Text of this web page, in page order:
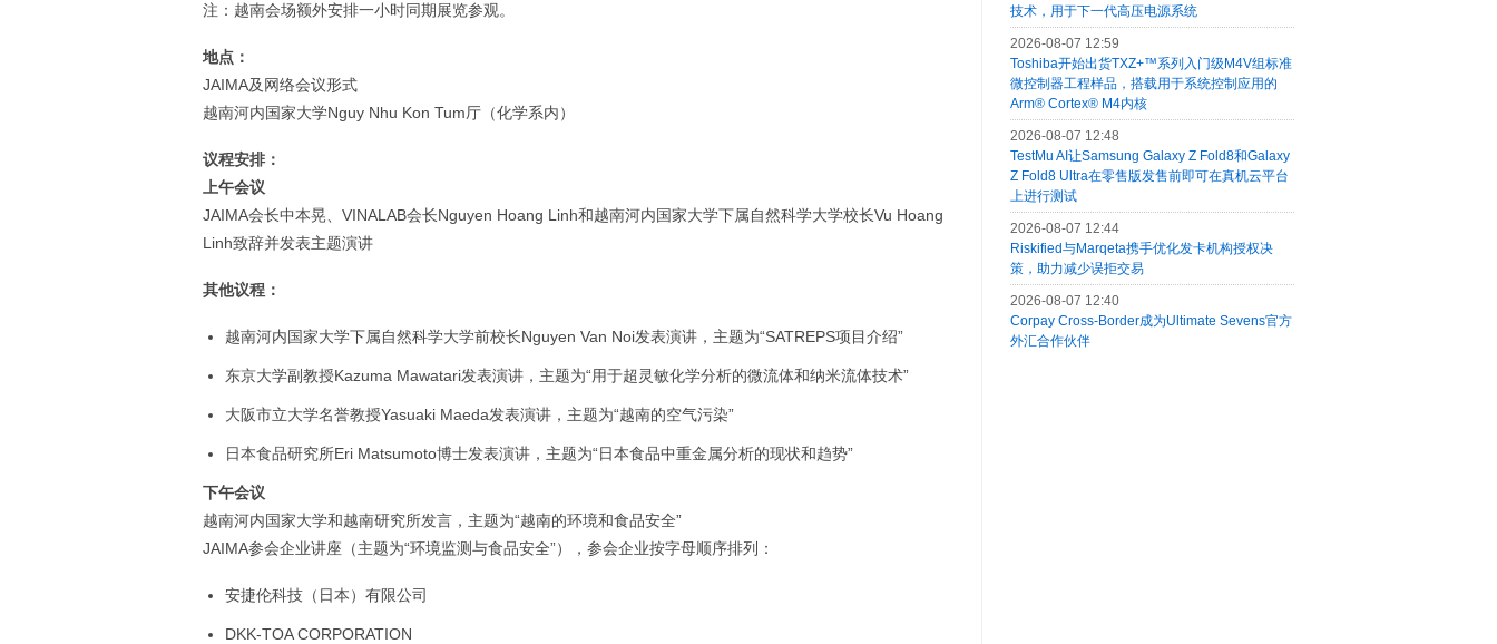
注：越南会场额外安排一小时同期展览参观。
地点：
JAIMA及网络会议形式
越南河内国家大学Nguy Nhu Kon Tum厅（化学系内）
议程安排：
上午会议
JAIMA会长中本晃、VINALAB会长Nguyen Hoang Linh和越南河内国家大学下属自然科学大学校长Vu Hoang
Linh致辞并发表主题演讲
其他议程：
越南河内国家大学下属自然科学大学前校长Nguyen Van Noi发表演讲，主题为“SATREPS项目介绍”
东京大学副教授Kazuma Mawatari发表演讲，主题为“用于超灵敏化学分析的微流体和纳米流体技术”
大阪市立大学名誉教授Yasuaki Maeda发表演讲，主题为“越南的空气污染”
日本食品研究所Eri Matsumoto博士发表演讲，主题为“日本食品中重金属分析的现状和趋势”
下午会议
越南河内国家大学和越南研究所发言，主题为“越南的环境和食品安全”
JAIMA参会企业讲座（主题为“环境监测与食品安全”），参会企业按字母顺序排列：
安捷伦科技（日本）有限公司
DKK-TOA CORPORATION
技术，用于下一代高压电源系统
2026-08-07 12:59
Toshiba开始出货TXZ+™系列入门级M4V组标准
微控制器工程样品，搭载用于系统控制应用的
Arm® Cortex® M4内核
2026-08-07 12:48
TestMu AI让Samsung Galaxy Z Fold8和Galaxy
Z Fold8 Ultra在零售版发售前即可在真机云平台
上进行测试
2026-08-07 12:44
Riskified与Marqeta携手优化发卡机构授权决
策，助力减少误拒交易
2026-08-07 12:40
Corpay Cross-Border成为Ultimate Sevens官方
外汇合作伙伴